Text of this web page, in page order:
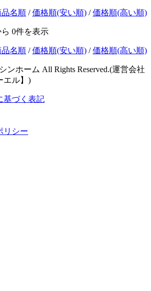
品名順 /価格順(安い順) /価格順(高い順)
0件を表示
品名順 /価格順(安い順) /価格順(高い順)
ンホーム All Rights Reserved.(運営会社
エル】)
基づく表記
リシー